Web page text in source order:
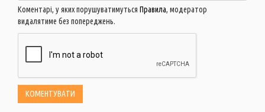
Коментарі, у яких порушуватимуться Правила, модератор
видалятиме без попереджень.